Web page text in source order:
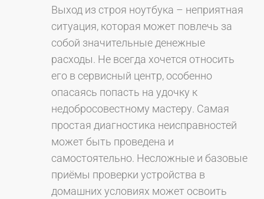
Выход из строя ноутбука – неприятная
ситуация, которая может повлечь за
собой значительные денежные
расходы. Не всегда хочется относить
его в сервисный центр, особенно
опасаясь попасть на удочку к
недобросовестному мастеру. Самая
простая диагностика неисправностей
может быть проведена и
самостоятельно. Несложные и базовые
приёмы проверки устройства в
домашних условиях может освоить